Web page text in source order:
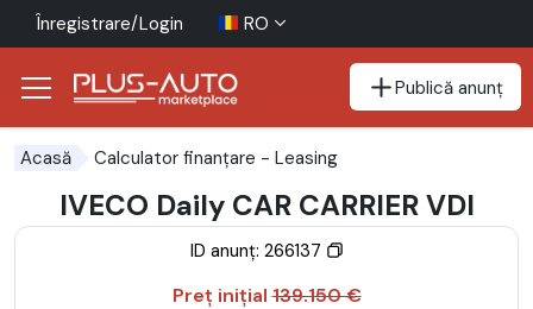
Înregistrare/Login RO
Publică anunț
Acasă Calculator finanțare - Leasing
IVECO Daily CAR CARRIER VDI
ID anunț: 266137
Preț inițial139.150 €